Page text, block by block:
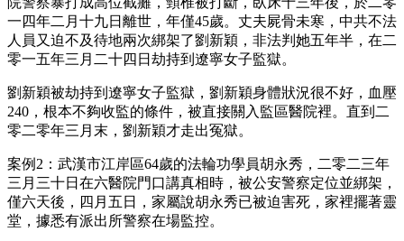
一四年二月十九日離世，年僅45歲。丈夫屍骨未寒，中共不法
人員又迫不及待地兩次綁架了劉新穎，非法判她五年半，在二
零一五年三月二十四日劫持到遼寧女子監獄。
劉新穎被劫持到遼寧女子監獄，劉新穎身體狀況很不好，血壓
240，根本不夠收監的條件，被直接關入監區醫院裡。直到二
零二零年三月末，劉新穎才走出冤獄。
案例2：武漢市江岸區64歲的法輪功學員胡永秀，二零二三年
三月三十日在六醫院門口講真相時，被公安警察定位並綁架，
僅六天後，四月五日，家屬說胡永秀已被迫害死，家裡擺著靈
堂，據悉有派出所警察在場監控。